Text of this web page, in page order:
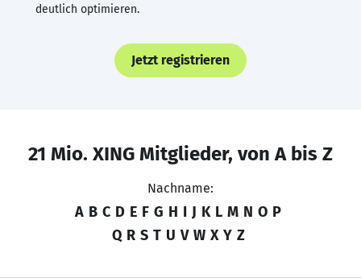
deutlich optimieren.
Jetzt registrieren
21 Mio. XING Mitglieder, von A bis Z
Nachname:
A B C D E F G H I J K L M N O P
Q R S T U V W X Y Z